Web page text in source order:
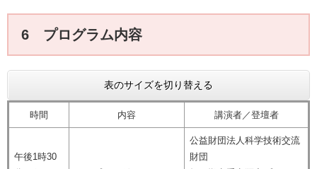
6 プログラム内容
表のサイズを切り替える
時間 内容 講演者／登壇者
午後1時30
公益財団法人科学技術交流
財団